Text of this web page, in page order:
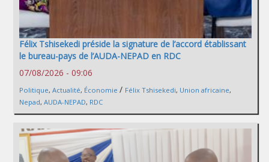
Félix Tshisekedi préside la signature de l’accord établissant
le bureau-pays de l’AUDA-NEPAD en RDC
07/08/2026 - 09:06
Politique, Actualité, Économie / Félix Tshisekedi, Union africaine,
Nepad, AUDA-NEPAD, RDC